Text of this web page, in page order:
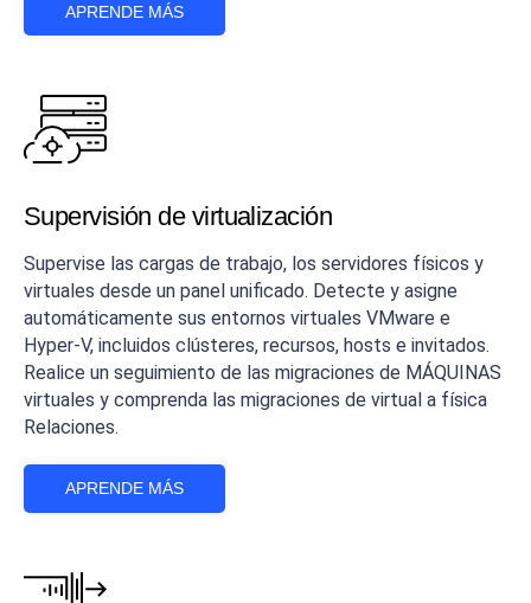
APRENDE MÁS
Supervisión de virtualización
Supervise las cargas de trabajo, los servidores físicos y
virtuales desde un panel unificado. Detecte y asigne
automáticamente sus entornos virtuales VMware e
Hyper-V, incluidos clústeres, recursos, hosts e invitados.
Realice un seguimiento de las migraciones de MÁQUINAS
virtuales y comprenda las migraciones de virtual a física
Relaciones.
APRENDE MÁS